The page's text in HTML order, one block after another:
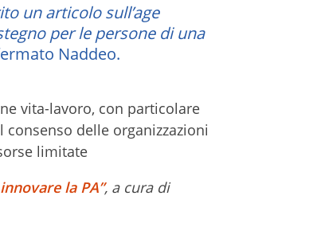
un articolo sull’age
per le persone di una
Naddeo.
vita-lavoro, con particolare
delle organizzazioni
limitate
la PA”, a cura di